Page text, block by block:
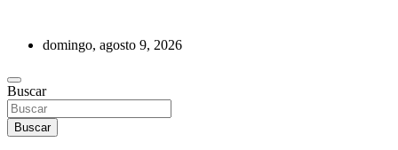
contenidodomingo, agosto 9, 2026
REVISTA DE PRENSA
Buscar
Buscar